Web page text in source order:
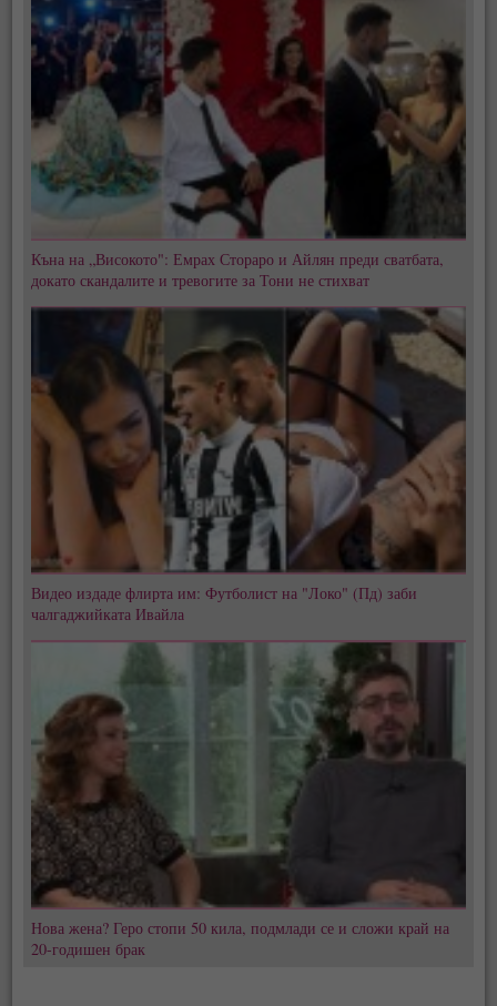
Къна на „Високото": Емрах Стораро и Айлян преди сватбата,
докато скандалите и тревогите за Тони не стихват
Видео издаде флирта им: Футболист на "Локо" (Пд) заби
чалгаджийката Ивайла
Нова жена? Геро стопи 50 кила, подмлади се и сложи край на
20-годишен брак